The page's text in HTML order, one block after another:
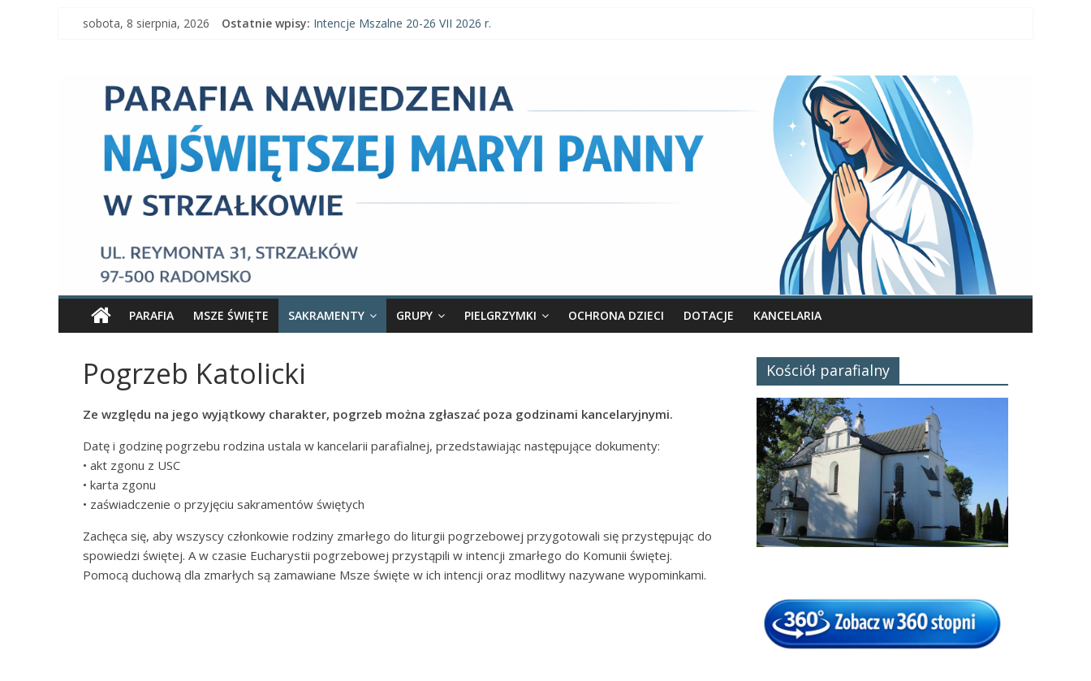
sobota, 8 sierpnia, 2026 Ostatnie wpisy: Intencje Mszalne 20-26 VII 2026 r.
Ogłoszenia parafialne 26 VII 2026 r.
Parafia
Nawiedzenia
Najświętszej
Maryi
Panny
Parafia
Nawiedzenia
Najświętszej
Panny
w
PARAFIA MSZE ŚWIĘTE SAKRAMENTY GRUPY PIELGRZYMKI OCHRONA DZIECI DOTACJE KANCELARIA
Pogrzeb Katolicki
Ze względu na jego wyjątkowy charakter, pogrzeb można zgłaszać poza godzinami kancelaryjnymi.
Datę i godzinę pogrzebu rodzina ustala w kancelarii parafialnej, przedstawiając następujące dokumenty:
• akt zgonu z USC
• karta zgonu
• zaświadczenie o przyjęciu sakramentów świętych
Zachęca się, aby wszyscy członkowie rodziny zmarłego do liturgii pogrzebowej przygotowali się przystępując do
spowiedzi świętej. A w czasie Eucharystii pogrzebowej przystąpili w intencji zmarłego do Komunii świętej.
Pomocą duchową dla zmarłych są zamawiane Msze święte w ich intencji oraz modlitwy nazywane wypominkami.
Kościół parafialny